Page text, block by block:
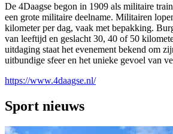
De 4Daagse begon in 1909 als militaire
een grote militaire deelname. Militairen
kilometer per dag, vaak met bepakking.
van leeftijd en geslacht 30, 40 of 50
uitdaging staat het evenement bekend om
uitbundige sfeer en het unieke gevoel van
https://www.4daagse.nl/
Sport nieuws